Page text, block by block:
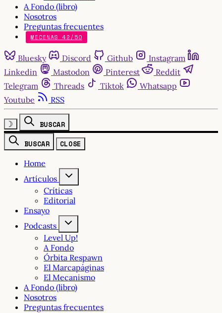
A Fondo (libro)
Nosotros
Preguntas frecuentes
MECENAS 42/50
Bluesky Discord Github
Instagram
Linkedin
Mastodon Pinterest
Reddit
Telegram
Threads Tiktok
Whatsapp
Youtube
RSS
☽
BUSCAR
BUSCAR
CLOSE
Home
Artículos
Críticas
Editorial
Ensayo
Podcasts
Level Up!
A Fondo
Órbita Respawn
El Marcapáginas
El Mecanismo
A Fondo (libro)
Nosotros
Preguntas frecuentes